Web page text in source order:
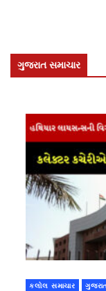
ગુજરાત સમાચાર
કલોલ સમાચાર